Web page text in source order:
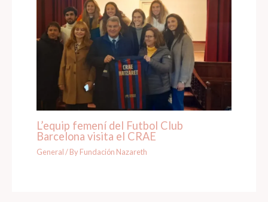
L’equip femení del Futbol Club
Barcelona visita el CRAE
General/ By Fundación Nazareth